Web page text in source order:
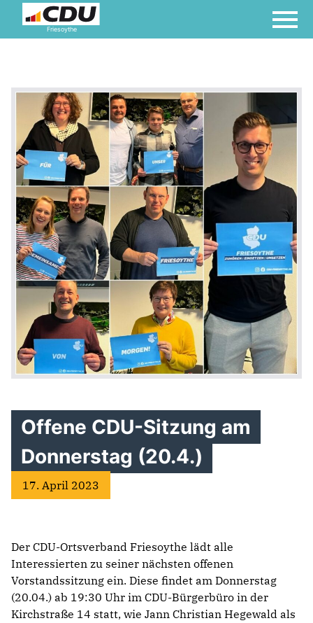
Friesoythe
Offene CDU-Sitzung am
Donnerstag (20.4.)
17. April 2023
Der CDU-Ortsverband Friesoythe lädt alle
Interessierten zu seiner nächsten offenen
Vorstandssitzung ein. Diese findet am Donnerstag
(20.04.) ab 19:30 Uhr im CDU-Bürgerbüro in der
Kirchstraße 14 statt, wie Jann Christian Hegewald als